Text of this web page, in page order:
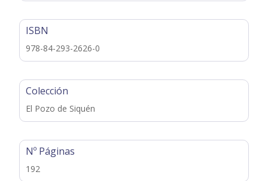
ISBN
978-84-293-2626-0
Colección
El Pozo de Siquén
Nº Páginas
192